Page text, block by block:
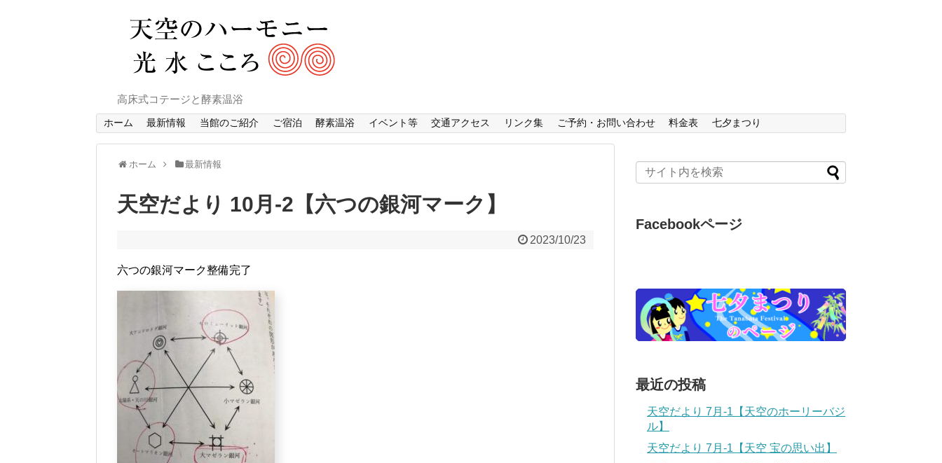
高床式コテージと酵素温浴
ホーム 最新情報 当館のご紹介 ご宿泊 酵素温浴 イベント等 交通アクセス リンク集 ご予約・お問い合わせ 料金表 七夕まつり
ホーム 最新情報
天空だより 10月-2【六つの銀河マーク】
2023/10/23
六つの銀河マーク整備完了
Facebookページ
最近の投稿
天空だより 7月-1【天空のホーリーバジ
ル】
天空だより 7月-1【天空 宝の思い出】